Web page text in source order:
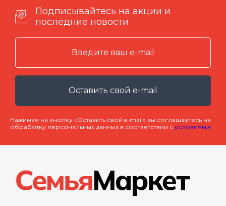
Подписывайтесь на акции и
последние новости
Оставить свой e-mail
Нажимая на кнопку «Оставить свой e-mail» вы соглашаетесь на
обработку персональных данных в соответствии с условиями